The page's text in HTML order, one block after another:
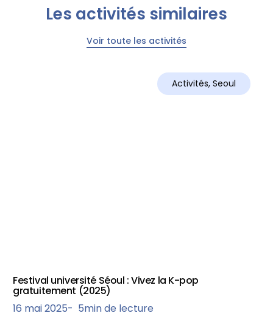
Les activités similaires
Voir toute les activités
Activités, Seoul
Festival université Séoul : Vivez la K-pop
gratuitement (2025)
16 mai 2025- 5min de lecture